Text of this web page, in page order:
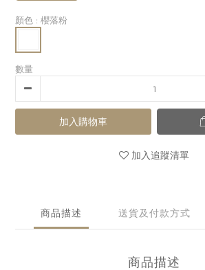
顏色 : 櫻落粉
數量
加入購物車
加入追蹤清單
商品描述 送貨及付款方式
商品描述